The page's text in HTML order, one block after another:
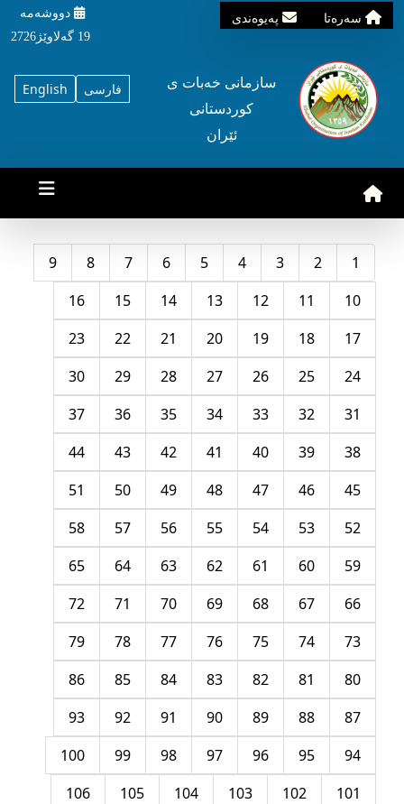
سه‌ره‌تا په‌یوه‌ندی
دووشه‌مه‌‌
19 گه‌لاوێژ2726
English فارسی
سازمانی خه‌بات ی
کوردستانی
ئێران
1
2
3
4
5
6
7
8
9
10
11
12
13
14
15
16
17
18
19
20
21
22
23
24
25
26
27
28
29
30
31
32
33
34
35
36
37
38
39
40
41
42
43
44
45
46
47
48
49
50
51
52
53
54
55
56
57
58
59
60
61
62
63
64
65
66
67
68
69
70
71
72
73
74
75
76
77
78
79
80
81
82
83
84
85
86
87
88
89
90
91
92
93
94
95
96
97
98
99
100
101
102
103
104
105
106